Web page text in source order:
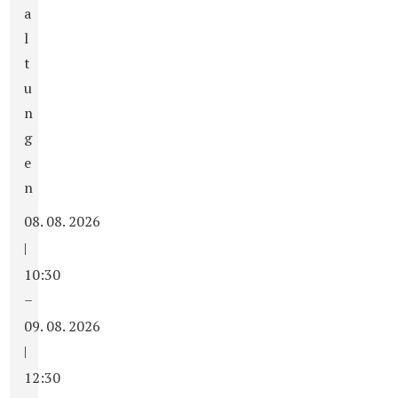
a
l
t
u
n
g
e
n
08. 08. 2026
|
10:30
–
09. 08. 2026
|
12:30